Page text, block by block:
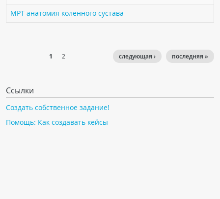
МРТ анатомия коленного сустава
1 2 последняя »
следующая ›
Ссылки
Создать собственное задание!
Помощь: Как создавать кейсы